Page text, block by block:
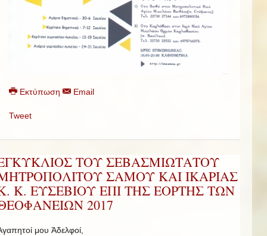
Εκτύπωση Email
Tweet
ΤΟΥ ΣΕΒΑΣΜΙΩΤΑΤΟΥ
ΣΑΜΟΥ ΚΑΙ ΙΚΑΡΙΑΣ
Κ. ΕΥΣΕΒΙΟΥ ΕΠΙ ΤΗΣ ΕΟΡΤΗΣ ΤΩΝ
2017
μου Ἀδελφοί,